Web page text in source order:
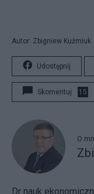
Autor: Zbigniew Kuźmiuk
Udostępnij
Skomentuj 15
O
Dr nauk